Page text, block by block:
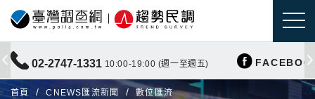
02-2747-1331 10:00-19:00 (週一至週五)
首頁 CNEWS匯流新聞 數位匯流